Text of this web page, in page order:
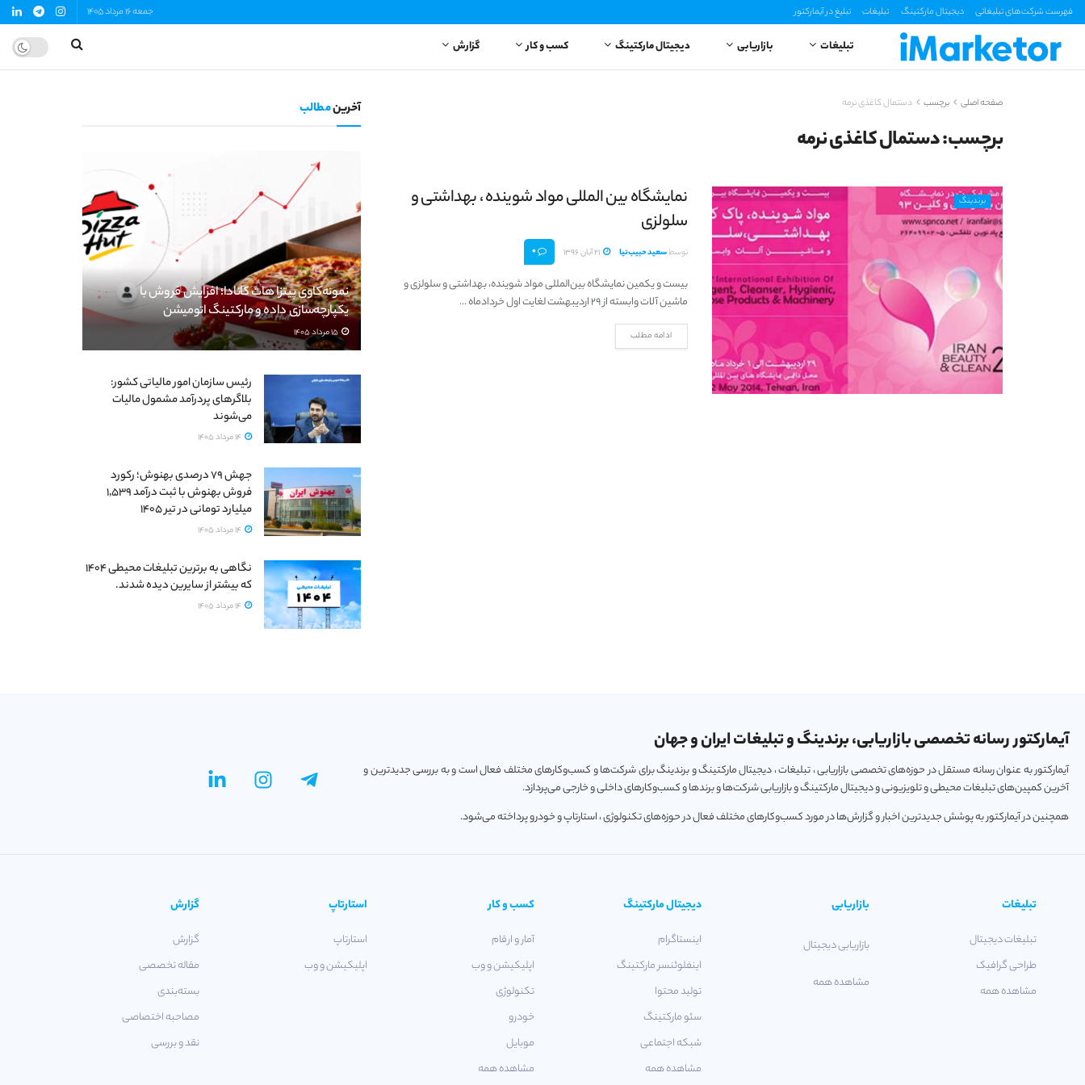
فهرست شرکت‌های تبلیغاتی دیجیتال مارکتینگ تبلیغات تبلیغ در آیمارکتور جمعه 16 مرداد 1405
تبلیغات بازاریابی دیجیتال مارکتینگ کسب و کار گزارش
صفحه اصلی برچسب دستمال کاغذی نرمه
برچسب:دستمال کاغذی نرمه
برندینگ
نمایشگاه بین المللی مواد شوینده ، بهداشتی و
سلولزی
توسطسعید حبیب‌نیا 0
بیست و یکمین نمایشگاه بین‌المللی مواد شوینده، بهداشتی و سلولزی و
ماشین آلات وابسته از 29 اردیبهشت لغایت اول خردادماه ...
ادامه مطلب
آخرینمطالب
نمونه‌کاوی پیتزا هات کانادا؛ افزایش فروش با
یکپارچه‌سازی داده و مارکتینگ اتومیشن
رئیس سازمان امور مالیاتی کشور:
بلاگرهای پردرآمد مشمول مالیات
می‌شوند
جهش ۷۹ درصدی بهنوش؛ رکورد
فروش بهنوش با ثبت درآمد ۱٬۵۳۹
میلیارد تومانی در تیر ۱۴۰۵
نگاهی به برترین تبلیغات محیطی ۱۴۰۴
که بیشتر از سایرین دیده شدند.
آیمارکتور رسانه تخصصی بازاریابی، برندینگ و تبلیغات ایران و جهان
آیمارکتور به عنوان رسانه مستقل در حوزه‌های تخصصی بازاریابی ، تبلیغات ، دیجیتال مارکتینگ و برندینگ برای شرکت‌ها و کسب‌و‌کارهای مختلف فعال است و به بررسی جدیدترین و
آخرین کمپین‌های تبلیغات محیطی و تلویزیونی و دیجیتال مارکتینگ و بازاریابی شرکت‌ها و برندها و کسب‌و‌کارهای داخلی و خارجی می‌پردازد.
همچنین در آیمارکتور به پوشش جدیدترین اخبار و گزارش‌ها در مورد کسب‌و‎کارهای مختلف فعال در حوزه‌های تکنولوژی ، استارتاپ و خودرو پرداخته می‌شود.
تبلیغات
تبلیغات دیجیتال
طراحی گرافیک
مشاهده همه
بازاریابی
بازاریابی دیجیتال
مشاهده همه
دیجیتال مارکتینگ
اینستاگرام
اینفلوئنسر مارکتینگ
تولید محتوا
سئو مارکتینگ
شبکه اجتماعی
مشاهده همه
کسب و کار
آمار و ارقام
اپلیکیشن و وب
تکنولوژی
خودرو
موبایل
مشاهده همه
استارتاپ
استارتاپ
اپلیکیشن و وب
گزارش
گزارش
مقاله تخصصی
بسته‌بندی
مصاحبه اختصاصی
نقد و بررسی